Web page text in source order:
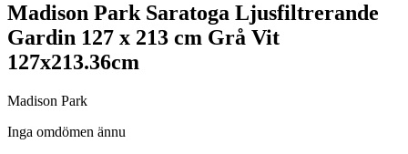
Madison Park Saratoga Ljusfiltrerande
Gardin 127 x 213 cm Grå Vit
127x213.36cm
Madison Park
Inga omdömen ännu